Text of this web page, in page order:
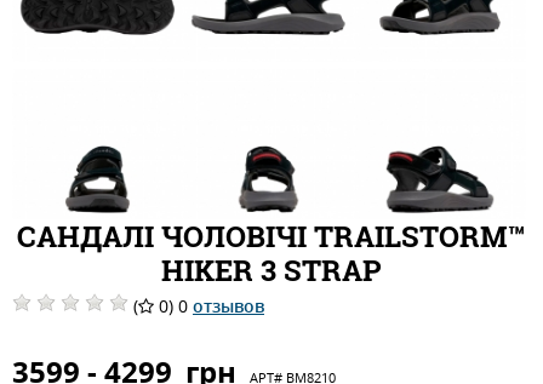
САНДАЛІ ЧОЛОВІЧІ TRAILSTORM™
HIKER 3 STRAP
( 0) 0 отзывов
3599 - 4299 грн АРТ# BM8210